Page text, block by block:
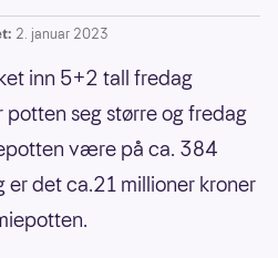
2. januar 2023
inn 5+2 tall fredag
potten seg større og fredag
være på ca. 384
er det ca.21 millioner kroner